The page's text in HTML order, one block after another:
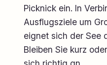
Picknick ein. In
Ausflugsziele um
eignet sich der See
Bleiben Sie kurz